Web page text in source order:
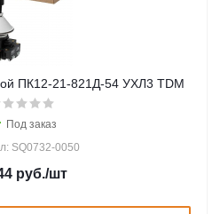
ПК12-21-821Д-54 УХЛ3 TDM
Под заказ
SQ0732-0050
руб./шт